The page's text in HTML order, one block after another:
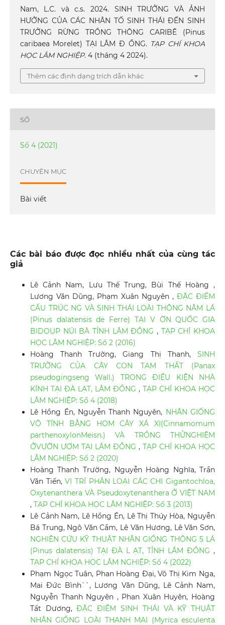
Nam, L.C. và c.s. 2024. SINH TRƯỞNG VÀ ẢNH
HƯỞNG CỦA CÁC NHÂN TỐ SINH THÁI ĐẾN SINH
TRƯỞNG RỪNG TRỒNG THÔNG CARIBÊ (Pinus
caribaea Morelet) TẠI LÂM Đ ỒNG. TẠP CHÍ KHOA
HỌC LÂM NGHIỆP. 4 (tháng 4 2024).
Thêm các định dạng trích dẫn khác
SỐ
Số 4 (2021)
CHUYÊN MỤC
Bài viết
Các bài báo được đọc nhiều nhất của cùng tác
giả
Lê Cảnh Nam, Lưu Thế Trung, Bùi Thế Hoàng ,
Lương Văn Dũng, Phạm Xuân Nguyên ,ĐẶC ĐIỂM
CẤU TRÚC NG VÀ SINH THÁI LOÀI THÔNG NĂM LÁ
(Pinus dalatensis de Ferre) TẠI V ỜN QUỐC GIA
BIDOUP NÚI BÀ TỈNH LÂM ĐỒNG, TẠP CHÍ KHOA
HỌC LÂM NGHIỆP: Số 2 (2016)
Hoàng Thanh Trường, Giang Thị Thanh,SINH
TRƯỞNG CỦA CÂY CON TAM THẤT (Panax
pseudogingseng Wall.) TRONG ĐIỀU KIỆN NHÀ
KÍNH TẠI ĐÀ LẠT, LÂM ĐỒNG,TẠP CHÍ KHOA HỌC
LÂM NGHIỆP: Số 4 (2018)
Lê Hồng Én, Nguyễn Thanh Nguyên, NHÂN GIỐNG
VÔ TÍNH BẰNG HOM CÂY XÁ XỊ(Cinnamomum
parthenoxylonMeisn.) VÀ TRỒNG THỬNGHIỆM
ỞVƯỜN ƯƠM TẠI LÂM ĐỒNG,TẠP CHÍ KHOA HỌC
LÂM NGHIỆP: Số 2 (2020)
Hoàng Thanh Trường, Nguyễn Hoàng Nghĩa, Trần
Văn Tiến,VỊ TRÍ PHÂN LOẠI CÁC CHI Gigantochloa,
Oxytenanthera VÀ Pseudoxytenanthera Ở VIỆT NAM
, TẠP CHÍ KHOA HỌC LÂM NGHIỆP: Số 3 (2013)
Lê Cảnh Nam, Lê Hồng Én, Lê Thị Thúy Hòa, Nguyễn
Bá Trung, Ngô Văn Cầm, Lê Văn Hương, Lê Văn Sơn,
NGHIÊN CỨU KỸ THUẬT NHÂN GIỐNG THÔNG 5 LÁ
(Pinus dalatensis) TẠI ĐÀ L ẠT, TỈNH LÂM ĐỒNG,
TẠP CHÍ KHOA HỌC LÂM NGHIỆP: Số 4 (2022)
Phạm Ngọc Tuân, Phan Hoàng Đại, Võ Thị Kim Nga,
Mai Đức Bình``, Lương Văn Dũng, Lê Cảnh Nam,
Nguyễn Thanh Nguyên , Phan Xuân Huyên, Hoàng
Tất Dương,ĐẶC ĐIỂM SINH THÁI VÀ KỸ THUẬT
NHÂN GIỐNG LOÀI THANH MAI (Myrica esculenta